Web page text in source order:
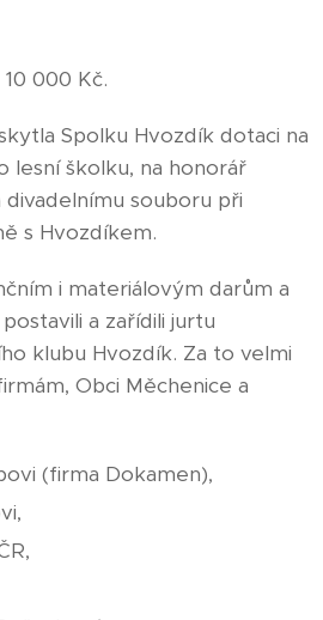
000 Kč.
Spolku Hvozdík dotaci na
lesní školku, na honorář
souboru při
s Hvozdíkem.
i materiálovým darům a
a zařídili jurtu
klubu Hvozdík. Za to velmi
Obci Měchenice a
(firma Dokamen),